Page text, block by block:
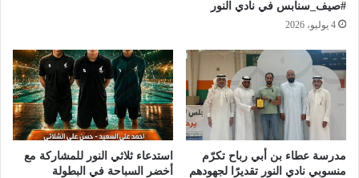
#صيف_سنابس في نادي النور
4 يوليو، 2026
مدرسة عطاء بن أبي رباح تكرّم
منسوبي نادي النور تقديرًا لجهودهم
استدعاء ثلاثي النور للمشاركة مع
أخضر السباحة في البطولة